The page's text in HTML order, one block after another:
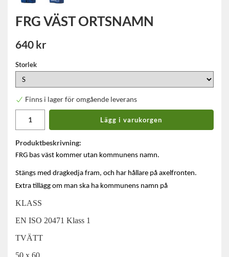
FRG VÄST ORTSNAMN
640 kr
Storlek
Finns i lager för omgående leverans
Lägg i varukorgen
Produktbeskrivning:
FRG bas väst kommer utan kommunens namn.
Stängs med dragkedja fram, och har hållare på axelfronten.
Extra tillägg om man ska ha kommunens namn på
​​​​KLASS
EN ISO 20471 Klass 1
TVÄTT